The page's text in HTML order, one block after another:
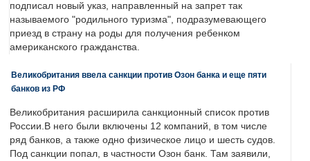
подписал новый указ, направленный на запрет так
называемого "родильного туризма", подразумевающего
приезд в страну на роды для получения ребенком
американского гражданства.
Великобритания ввела санкции против Озон банка и еще пяти
банков из РФ
Великобритания расширила санкционный список против
России.В него были включены 12 компаний, в том числе
ряд банков, а также одно физическое лицо и шесть судов.
Под санкции попал, в частности Озон банк. Там заявили,